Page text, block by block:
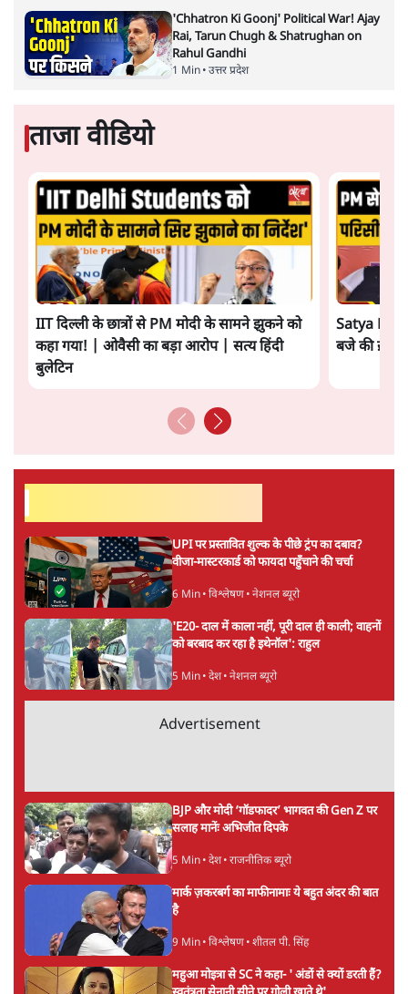
'Chhatron Ki Goonj' Political War! Ajay
Rai, Tarun Chugh & Shatrughan on
Rahul Gandhi
1 Min• उत्तर प्रदेश
ताजा वीडियो
IIT दिल्ली के छात्रों से PM मोदी के सामने झुकने को
कहा गया! | ओवैसी का बड़ा आरोप | सत्य हिंदी
बुलेटिन
Satya
बजे की ख़बरें
UPI पर प्रस्तावित शुल्क के पीछे ट्रंप का दबाव?
वीजा-मास्टरकार्ड को फायदा पहुँचाने की चर्चा
6 Min• विश्लेषण• नेशनल ब्यूरो
'E20- दाल में काला नहीं, पूरी दाल ही काली; वाहनों
को बरबाद कर रहा है इथेनॉल': राहुल
5 Min• देश• नेशनल ब्यूरो
Advertisement
BJP और मोदी ‘गॉडफादर’ भागवत की Gen Z पर
सलाह मानेंः अभिजीत दिपके
5 Min• देश• राजनीतिक ब्यूरो
मार्क ज़करबर्ग का माफीनामाः ये बहुत अंदर की बात
है
9 Min• विश्लेषण• शीतल पी. सिंह
महुआ मोइत्रा से SC ने कहा- ' अंडों से क्यों डरती हैं?